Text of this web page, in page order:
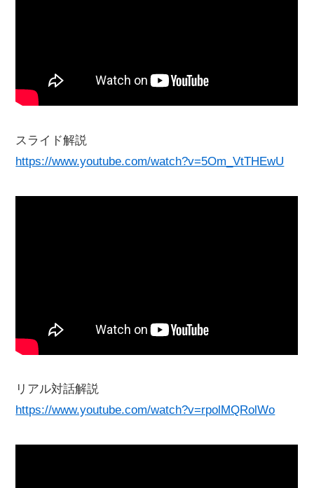
スライド解説
https://www.youtube.com/watch?v=5Om_VtTHEwU
リアル対話解説
https://www.youtube.com/watch?v=rpolMQRolWo